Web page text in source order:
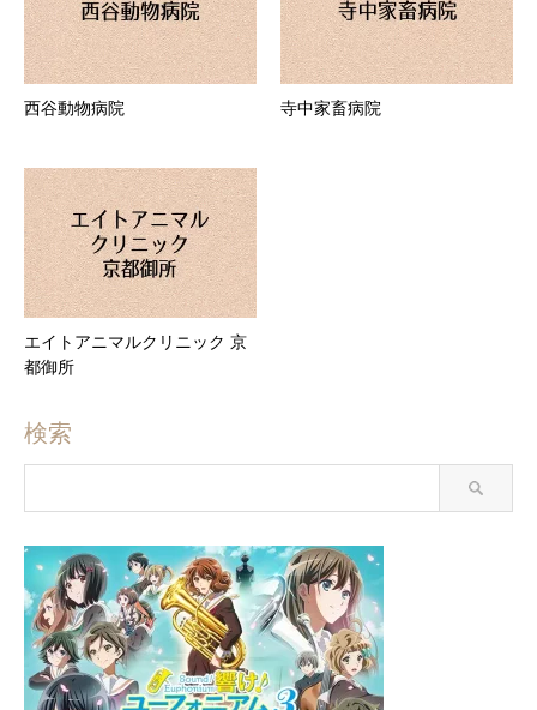
西谷動物病院 寺中家畜病院
エイトアニマルクリニック 京
都御所
検索